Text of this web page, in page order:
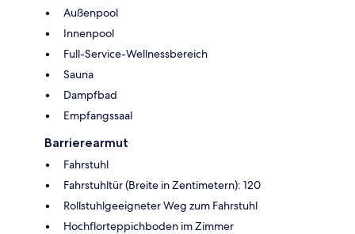
Außenpool
Innenpool
Full-Service-Wellnessbereich
Sauna
Dampfbad
Empfangssaal
Barrierearmut
Fahrstuhl
Fahrstuhltür (Breite in Zentimetern): 120
Rollstuhlgeeigneter Weg zum Fahrstuhl
Hochflorteppichboden im Zimmer